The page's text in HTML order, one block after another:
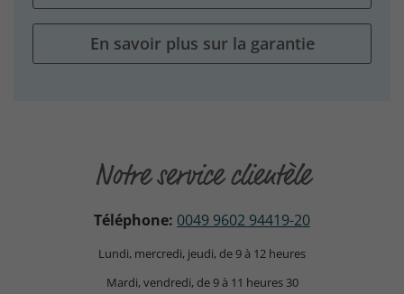
En savoir plus sur la garantie
Notre service clientèle
Téléphone: 0049 9602 94419-20
Lundi, mercredi, jeudi, de 9 à 12 heures
Mardi, vendredi, de 9 à 11 heures 30